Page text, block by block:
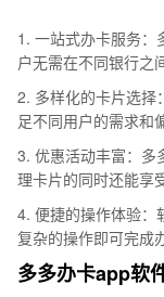
1. 一站式办卡服务：
户无需在不同银行之
2. 多样化的卡片选择
足不同用户的需求和
3. 优惠活动丰富：多
理卡片的同时还能享
4. 便捷的操作体验：
复杂的操作即可完成
多多办卡app软